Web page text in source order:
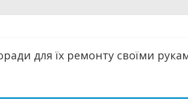
для їх ремонту своїми